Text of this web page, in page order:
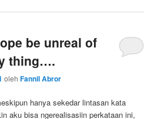
be unreal of
thing….
olehFannil Abror
hanya sekedar lintasan kata
aku bisa ngerealisasiin perkataan ini,